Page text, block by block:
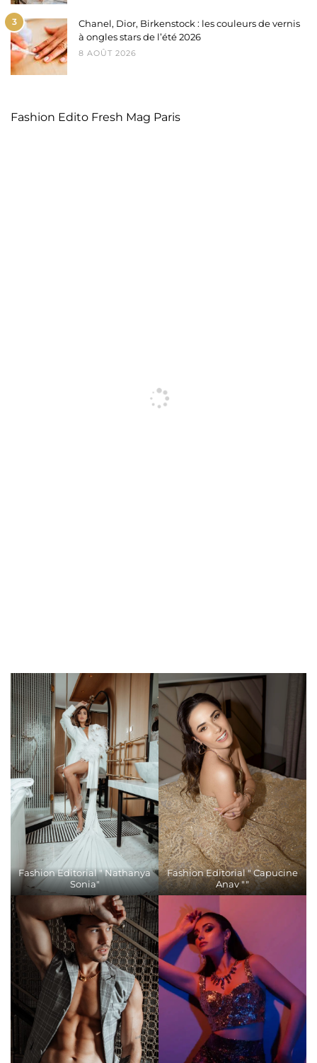
3
Chanel, Dior, Birkenstock : les couleurs de vernis
à ongles stars de l’été 2026
8 AOÛT 2026
Fashion Edito Fresh Mag Paris
Fashion Editorial " Nathanya
Sonia"
Fashion Editorial " Capucine
Anav ""